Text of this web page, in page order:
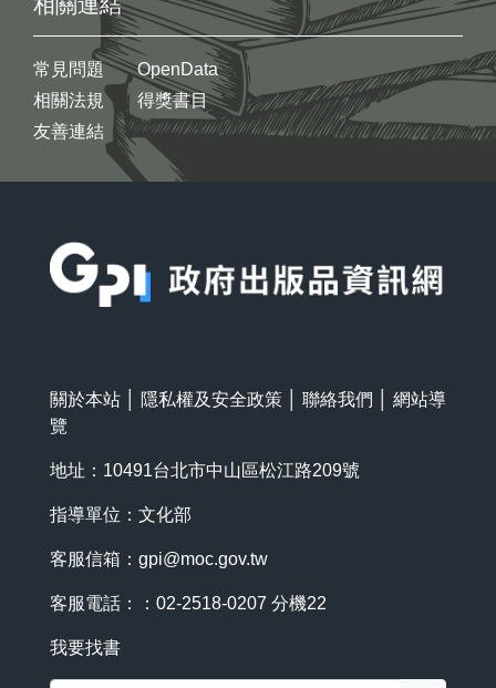
常見問題
相關法規
友善連結
OpenData
得獎書目
關於本站 隱私權及安全政策 聯絡我們
網站導
覽
地址：10491台北市中山區松江路209號
指導單位：文化部
客服信箱： gpi@moc.gov.tw
客服電話：：02-2518-0207 分機22
我要找書